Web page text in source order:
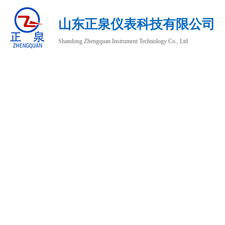
山东正泉仪表科技有限公司
Shandong Zhengquan Instrument Technology Co., Ltd